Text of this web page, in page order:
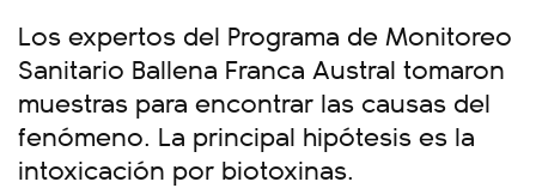
Los expertos del Programa de Monitoreo
Sanitario Ballena Franca Austral tomaron
muestras para encontrar las causas del
fenómeno. La principal hipótesis es la
intoxicación por biotoxinas.